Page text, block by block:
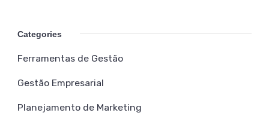
Categories
Ferramentas de Gestão
Gestão Empresarial
Planejamento de Marketing